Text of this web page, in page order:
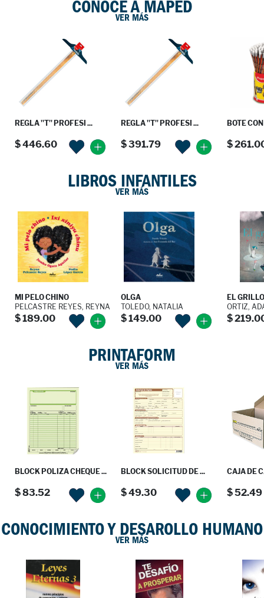
CONOCE A MAPED
VER MÁS
REGLA ''T'' PROFESI ...
$ 446.60
REGLA ''T'' PROFESI ...
$ 391.79
BOTE
$
LIBROS INFANTILES
VER MÁS
MI PELO CHINO
PELCASTRE REYES, REYNA
$ 189.00
OLGA
TOLEDO, NATALIA
$ 149.00
EL GRILLO
ORTIZ,
$
PRINTAFORM
VER MÁS
BLOCK POLIZA CHEQUE ...
$ 83.52
BLOCK SOLICITUD DE ...
$ 49.30
CAJA DE
$ 52.49
CONOCIMIENTO Y DESAROLLO HUMANO
VER MÁS